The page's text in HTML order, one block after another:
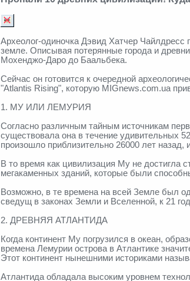
Археолог-одиночка Дэвид Хатчер
земле. Описывая потерянные города и
Мохенджо-Даро до Баальбека.
Сейчас он готовится к очередной
"Atlantis Rising", которую MIGnews.com.ua
1. МУ ИЛИ ЛЕМУРИЯ
Согласно различным тайным источникам
существовала она в течение удивительных
произошло приблизительно 26000 лет назад,
В то время как цивилизация Му не достигла
мегакаменных зданий, которые были
Возможно, в те времена на всей Земле был
сведущ в законах Земли и Вселенной, к 21
2. ДРЕВНЯЯ АТЛАНТИДА
Когда континент Му погрузился в океан,
времена Лемурии острова в Атлантике
Этот континент нынешними историками
Атлантида обладала высоким уровнем